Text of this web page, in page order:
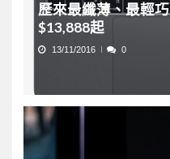
歷來最纖薄、最輕
$13,888起
13/11/2016 0